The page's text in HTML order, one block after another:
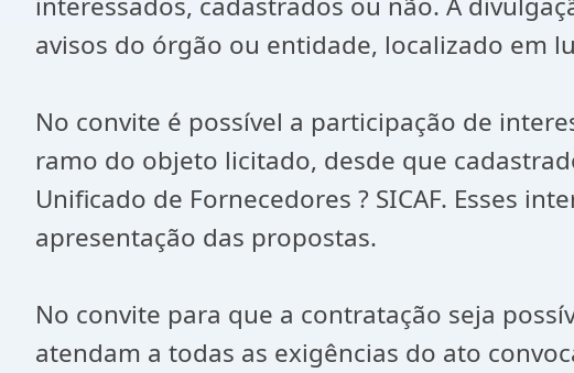
avisos do órgão ou entidade, localizado em
No convite é possível a participação de
ramo do objeto licitado, desde que
Unificado de Fornecedores ? SICAF. Esses
apresentação das propostas.
No convite para que a contratação seja
atendam a todas as exigências do ato